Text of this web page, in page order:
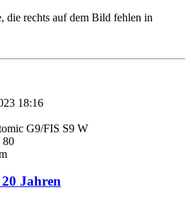
die rechts auf dem Bild fehlen in
18:16
G9/FIS S9 W
80
Jahren